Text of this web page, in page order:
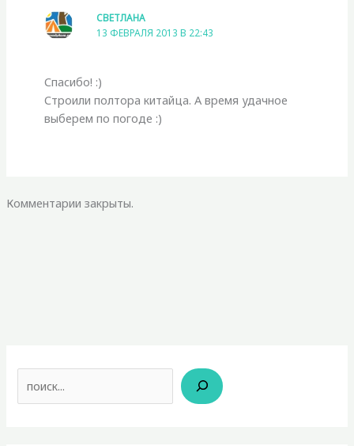
СВЕТЛАНА
13 ФЕВРАЛЯ 2013 В 22:43
Спасибо! :)
Строили полтора китайца. А время удачное
выберем по погоде :)
Комментарии закрыты.